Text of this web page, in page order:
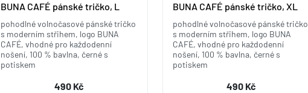
BUNA CAFÉ pánské tričko, L
pohodlné volnočasové pánské tričko
s moderním střihem, logo BUNA
CAFÉ, vhodné pro každodenní
nošení, 100 % bavlna, černé s
potiskem
490 Kč
BUNA CAFÉ pánské tričko, XL
pohodlné volnočasové pánské tričko
s moderním střihem, logo BUNA
CAFÉ, vhodné pro každodenní
nošení, 100 % bavlna, černé s
potiskem
490 Kč